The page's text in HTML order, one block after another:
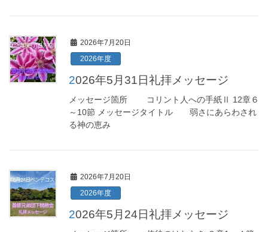
2026年7月20日
2026年度
2026年5月31日礼拝メッセージ
メッセージ箇所 コリント人への手紙Ⅱ 12章６
～10節 メッセージタイトル 弱さにあらわされ
る神の恵み
2026年7月20日
2026年度
2026年5月24日礼拝メッセージ